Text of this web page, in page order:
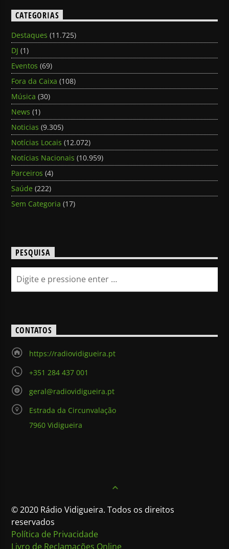
CATEGORIAS
Destaques (11.725)
DJ (1)
Eventos (69)
Fora da Caixa (108)
Música (30)
News (1)
Noticias (9.305)
Notícias Locais (12.072)
Notícias Nacionais (10.959)
Parceiros (4)
Saúde (222)
Sem Categoria (17)
PESQUISA
CONTATOS
https://radiovidigueira.pt
+351 284 437 001
geral@radiovidigueira.pt
Estrada da Circunvalação
7960 Vidigueira
© 2020 Rádio Vidigueira. Todos os direitos
reservados
Política de Privacidade
Livro de Reclamações Online